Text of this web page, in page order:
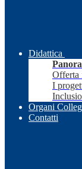
Didattica
Offerta
I
Organi
Contatti